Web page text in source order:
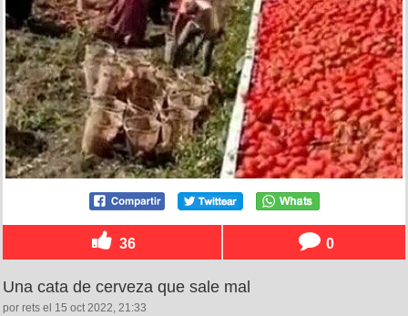
36 0
Una cata de cerveza que sale mal
por rets el 15 oct 2022, 21:33